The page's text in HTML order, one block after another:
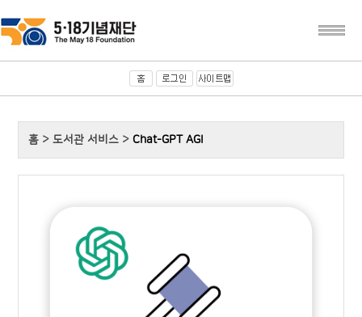
홈 > 도서관 서비스 >Chat-GPT AGI